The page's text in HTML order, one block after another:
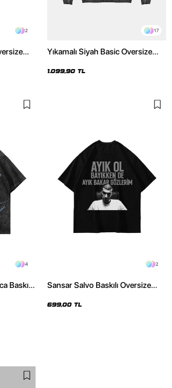
2 17
Yıkamalı Siyah Basic Oversize
1.099,90 TL
4
Baskılı
2
Sansar Salvo Baskılı Oversize
699,00 TL